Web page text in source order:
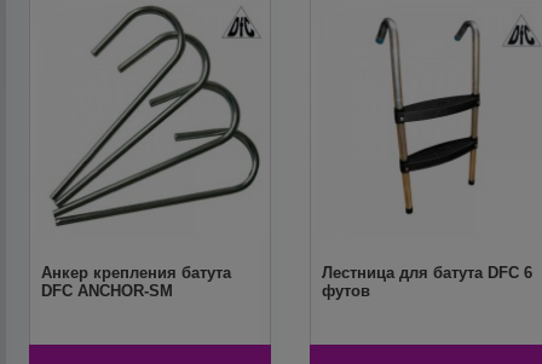
Анкер крепления батута
DFC ANCHOR-SM
Лестница для батута DFC 6
футов